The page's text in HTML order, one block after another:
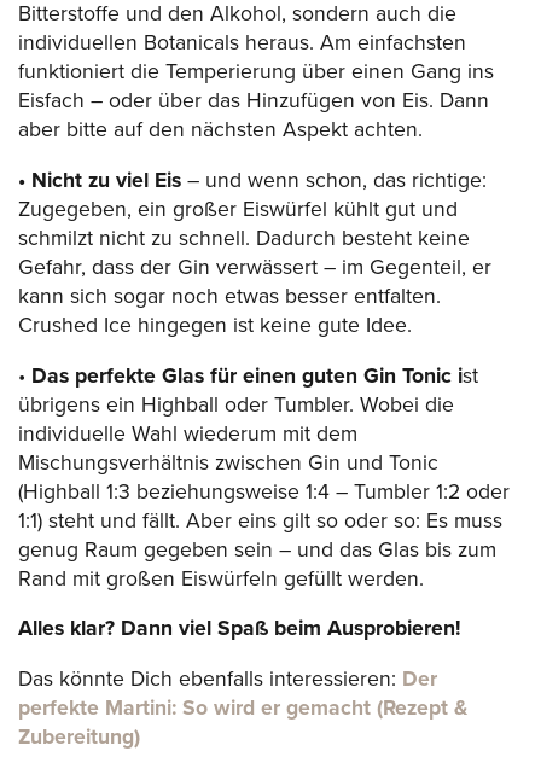
Bitterstoffe und den Alkohol, sondern auch die
individuellen Botanicals heraus. Am einfachsten
funktioniert die Temperierung über einen Gang ins
Eisfach – oder über das Hinzufügen von Eis. Dann
aber bitte auf den nächsten Aspekt achten.
• Nicht zu viel Eis – und wenn schon, das richtige:
Zugegeben, ein großer Eiswürfel kühlt gut und
schmilzt nicht zu schnell. Dadurch besteht keine
Gefahr, dass der Gin verwässert – im Gegenteil, er
kann sich sogar noch etwas besser entfalten.
Crushed Ice hingegen ist keine gute Idee.
• Das perfekte Glas für einen guten Gin Tonic ist
übrigens ein Highball oder Tumbler. Wobei die
individuelle Wahl wiederum mit dem
Mischungsverhältnis zwischen Gin und Tonic
(Highball 1:3 beziehungsweise 1:4 – Tumbler 1:2 oder
1:1) steht und fällt. Aber eins gilt so oder so: Es muss
genug Raum gegeben sein – und das Glas bis zum
Rand mit großen Eiswürfeln gefüllt werden.
Alles klar? Dann viel Spaß beim Ausprobieren!
Das könnte Dich ebenfalls interessieren: Der
perfekte Martini: So wird er gemacht (Rezept &
Zubereitung)